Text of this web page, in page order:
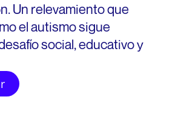
Un relevamiento que
el autismo sigue
social, educativo y